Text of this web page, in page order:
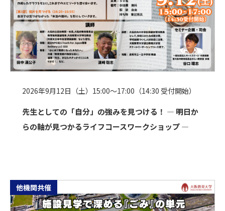
2026年9月12日（土）15:00～17:00（14:30 受付開始）
先生としての「自分」の強みを見つける！ ― 明日か
らの軸が見つかるライフコースワークショップ ―
他機関共催